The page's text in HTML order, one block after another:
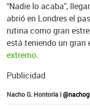
“Nadie lo acaba”,
abrió en Londres el
rutina como gran
está teniendo un
extremo.
Publicidad
Nacho G. Hontoria |